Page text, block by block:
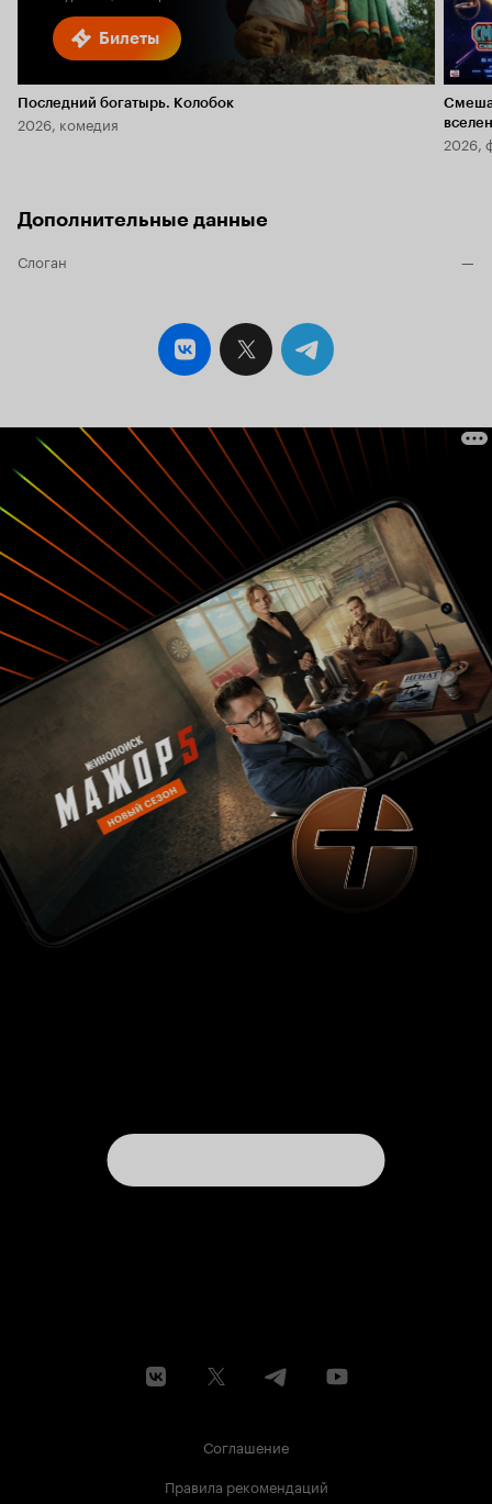
Билеты
Последний богатырь. Колобок
2026, комедия
2026,
Дополнительные данные
Слоган —
Соглашение
Правила рекомендаций